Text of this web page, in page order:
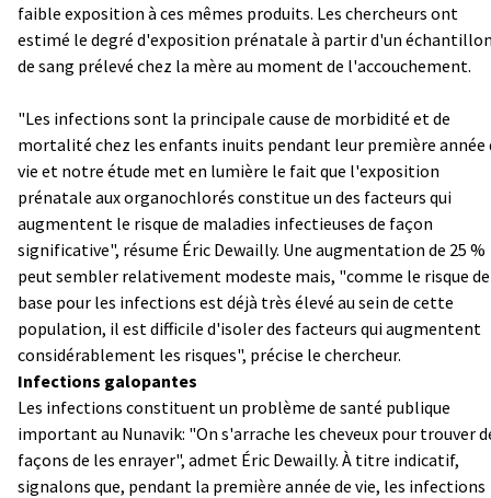
faible exposition à ces mêmes produits. Les chercheurs ont
estimé le degré d'exposition prénatale à partir d'un
de sang prélevé chez la mère au moment de l'accouchement.
"Les infections sont la principale cause de morbidité et de
mortalité chez les enfants inuits pendant leur première année
vie et notre étude met en lumière le fait que l'exposition
prénatale aux organochlorés constitue un des facteurs qui
augmentent le risque de maladies infectieuses de façon
significative", résume Éric Dewailly. Une augmentation de 25 %
peut sembler relativement modeste mais, "comme le risque de
base pour les infections est déjà très élevé au sein de cette
population, il est difficile d'isoler des facteurs qui augmentent
considérablement les risques", précise le chercheur.
Infections galopantes
Les infections constituent un problème de santé publique
important au Nunavik: "On s'arrache les cheveux pour trouver
façons de les enrayer", admet Éric Dewailly. À titre indicatif,
signalons que, pendant la première année de vie, les infections